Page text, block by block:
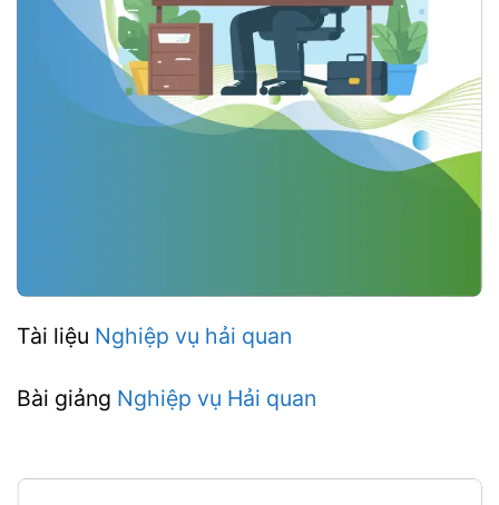
Tài liệu Nghiệp vụ hải quan
Bài giảng Nghiệp vụ Hải quan